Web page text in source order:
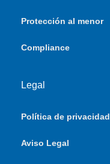
Protección al menor
Compliance
Legal
Política de privacidad
Aviso Legal